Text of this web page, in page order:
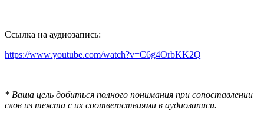
Ссылка на аудиозапись:
https://www.youtube.com/watch?v=C6g4OrbKK2Q
* Ваша цель добиться полного понимания при сопоставлении
слов из текста с их соответствиями в аудиозаписи.